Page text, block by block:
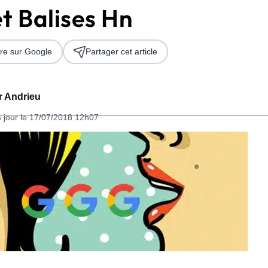
Balises Hn
Andrieu
jour le 17/07/2018 12h07
sur Google Partager cet article